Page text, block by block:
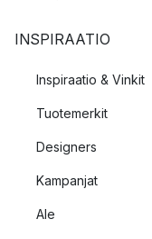
INSPIRAATIO
Inspiraatio & Vinkit
Tuotemerkit
Designers
Kampanjat
Ale